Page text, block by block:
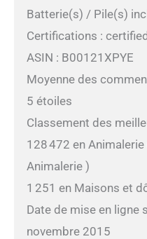
Batterie(s) / Pile(s)
Certifications :
ASIN : B00121XPYE
Moyenne des
5 étoiles
Classement des
128 472 en
Animalerie )
1 251 en Maisons et
Date de mise en ligne
novembre 2015